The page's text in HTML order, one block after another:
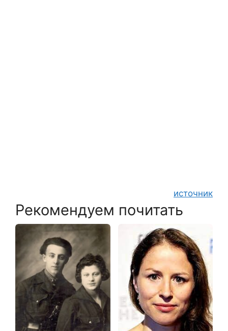
источник
Рекомендуем почитать